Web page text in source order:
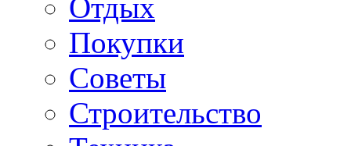
Отдых
Покупки
Советы
Строительство